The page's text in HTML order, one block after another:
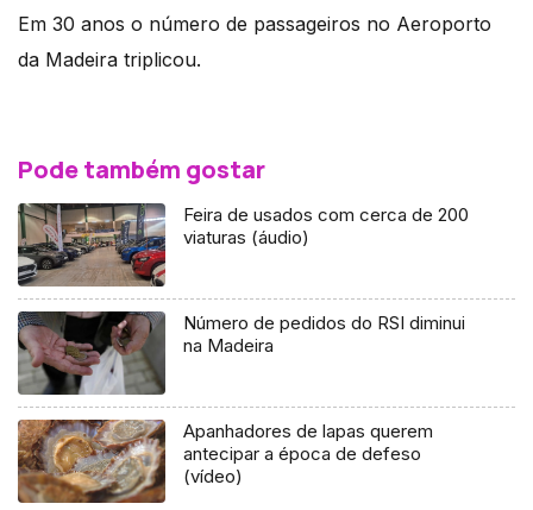
Em 30 anos o número de passageiros no Aeroporto
da Madeira triplicou.
Pode também gostar
Feira de usados com cerca de 200
viaturas (áudio)
Número de pedidos do RSI diminui
na Madeira
Apanhadores de lapas querem
antecipar a época de defeso
(vídeo)